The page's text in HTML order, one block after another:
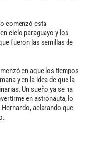
comenzó esta
cielo paraguayo y los
fueron las semillas de
en aquellos tiempos
y en la idea de que la
Un sueño ya se ha
en astronauta, lo
aclarando que